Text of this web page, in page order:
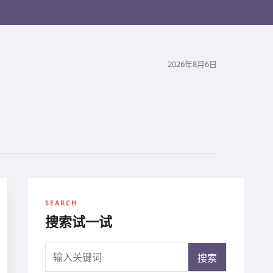
2026年8月6日
SEARCH
搜索试一试
搜索关键词
搜索